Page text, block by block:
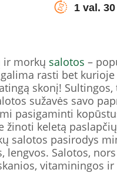
1 val.
ir morkų salotos –
rasti bet
skonį!
sužavės savo
pasigaminti
žinoti keletą
salotos pasirodys
lengvos. Salotos,
vitaminingos ir